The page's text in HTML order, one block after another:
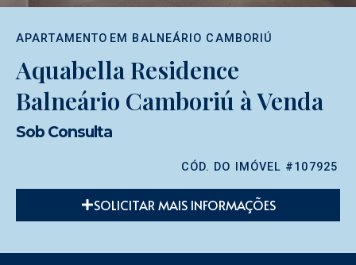
APARTAMENTO EM BALNEÁRIO CAMBORIÚ
Aquabella Residence
Balneário Camboriú à Venda
Sob Consulta
CÓD. DO IMÓVEL #107925
SOLICITAR MAIS INFORMAÇÕES